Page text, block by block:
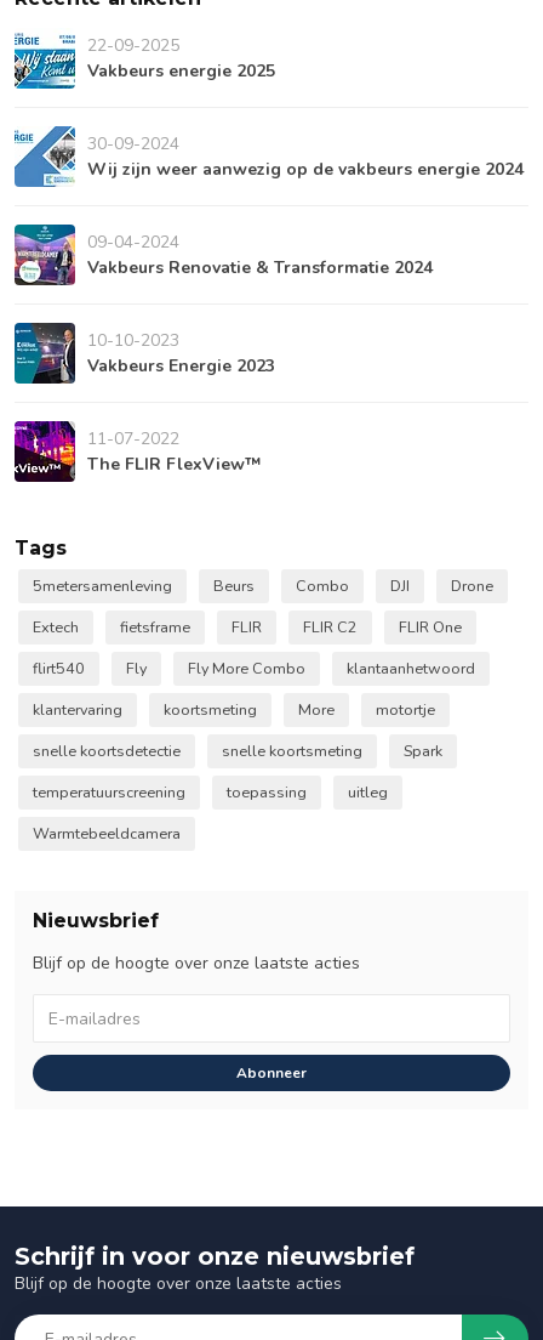
22-09-2025
Vakbeurs energie 2025
30-09-2024
Wij zijn weer aanwezig op de vakbeurs energie 2024
09-04-2024
Vakbeurs Renovatie & Transformatie 2024
10-10-2023
Vakbeurs Energie 2023
11-07-2022
The FLIR FlexView™
Tags
5metersamenleving Beurs Combo DJI
Drone
Extech
fietsframe FLIR FLIR C2
FLIR One
flirt540
Fly Fly More Combo
klantaanhetwoord
klantervaring
koortsmeting More
motortje
snelle koortsdetectie
snelle koortsmeting
Spark
temperatuurscreening
toepassing
uitleg
Warmtebeeldcamera
Nieuwsbrief
Blijf op de hoogte over onze laatste acties
Abonneer
Schrijf in voor onze nieuwsbrief
Blijf op de hoogte over onze laatste acties